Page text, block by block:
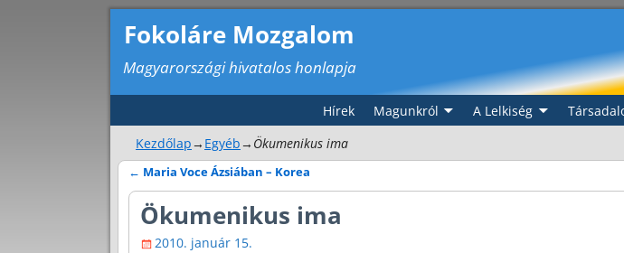
Fokoláre Mozgalom
Magyarországi hivatalos honlapja
Hírek Magunkról A Lelkiség
Kezdőlap→ Egyéb→ Ökumenikus ima
Bejegyzés navigáció
← Maria Voce Ázsiában – Korea
Ökumenikus ima
2010. január 15.